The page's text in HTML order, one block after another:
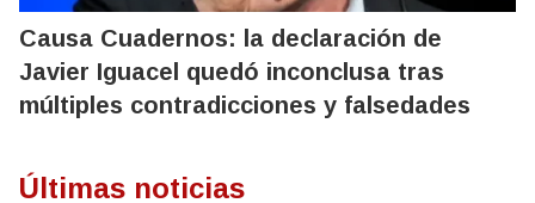
Causa Cuadernos: la declaración de
Javier Iguacel quedó inconclusa tras
múltiples contradicciones y falsedades
Últimas noticias